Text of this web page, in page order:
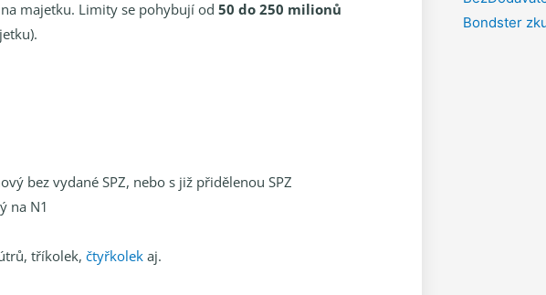
majetku. Limity se pohybují od 50 do 250 milionů
bez vydané SPZ, nebo s již přidělenou SPZ
na N1
tříkolek, čtyřkolek aj.
Bondster